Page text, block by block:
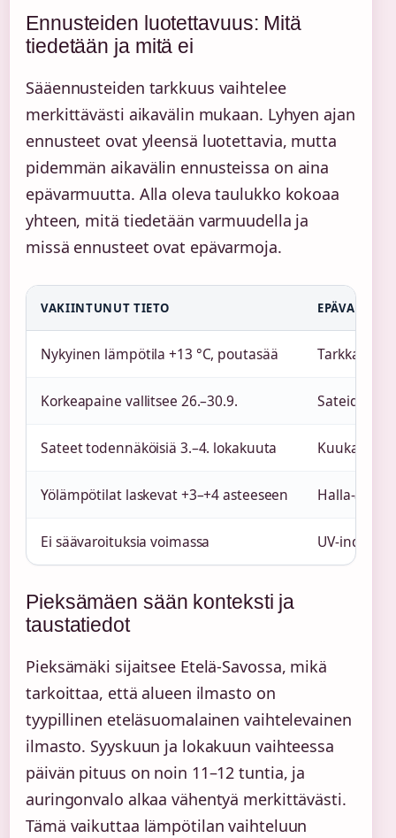
Ennusteiden luotettavuus: Mitä
tiedetään ja mitä ei
Sääennusteiden tarkkuus vaihtelee
merkittävästi aikavälin mukaan. Lyhyen ajan
ennusteet ovat yleensä luotettavia, mutta
pidemmän aikavälin ennusteissa on aina
epävarmuutta. Alla oleva taulukko kokoaa
yhteen, mitä tiedetään varmuudella ja
missä ennusteet ovat epävarmoja.
VAKIINTUNUT TIETO EPÄVARMA
Nykyinen lämpötila +13 °C, poutasää Tarkka
Korkeapaine vallitsee 26.–30.9. Sateiden
Sateet todennäköisiä 3.–4. lokakuuta
Yölämpötilat laskevat +3–+4 asteeseen Halla-
Ei säävaroituksia voimassa UV-
Pieksämäen sään konteksti ja
taustatiedot
Pieksämäki sijaitsee Etelä-Savossa, mikä
tarkoittaa, että alueen ilmasto on
tyypillinen eteläsuomalainen vaihtelevainen
ilmasto. Syyskuun ja lokakuun vaihteessa
päivän pituus on noin 11–12 tuntia, ja
auringonvalo alkaa vähentyä merkittävästi.
Tämä vaikuttaa lämpötilan vaihteluun